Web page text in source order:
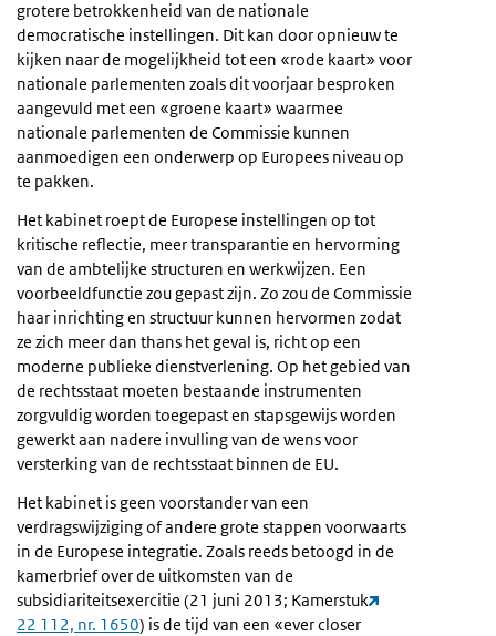
grotere betrokkenheid van de nationale
democratische instellingen. Dit kan door opnieuw te
kijken naar de mogelijkheid tot een «rode kaart» voor
nationale parlementen zoals dit voorjaar besproken
aangevuld met een «groene kaart» waarmee
nationale parlementen de Commissie kunnen
aanmoedigen een onderwerp op Europees niveau op
te pakken.
Het kabinet roept de Europese instellingen op tot
kritische reflectie, meer transparantie en hervorming
van de ambtelijke structuren en werkwijzen. Een
voorbeeldfunctie zou gepast zijn. Zo zou de Commissie
haar inrichting en structuur kunnen hervormen zodat
ze zich meer dan thans het geval is, richt op een
moderne publieke dienstverlening. Op het gebied van
de rechtsstaat moeten bestaande instrumenten
zorgvuldig worden toegepast en stapsgewijs worden
gewerkt aan nadere invulling van de wens voor
versterking van de rechtsstaat binnen de EU.
Het kabinet is geen voorstander van een
verdragswijziging of andere grote stappen voorwaarts
in de Europese integratie. Zoals reeds betoogd in de
kamerbrief over de uitkomsten van de
subsidiariteitsexercitie (21 juni 2013; Kamerstuk
22 112, nr. 1650) is de tijd van een «ever closer